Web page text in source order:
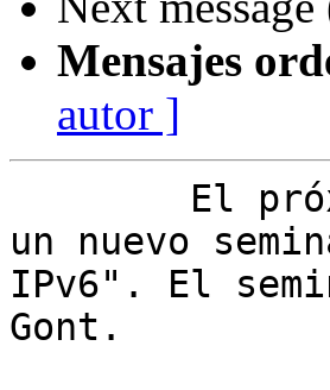
Mensajes
autor ]
un nuevo
IPv6". El
Gont.